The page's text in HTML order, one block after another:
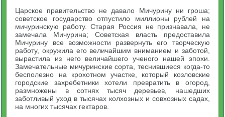
Царское правительство не давало Мичурину ни гроша;
советское государство отпустило миллионы рублей на
мичуринскую работу. Старая Россия не признавала, не
замечала Мичурина; Советская власть предоставила
Мичурину все возможности развернуть его творческую
работу, окружила его величайшим вниманием и заботой,
вырастила из него величайшего ученого нашей эпохи.
Замечательные мичуринские сорта, теснившиеся когда-то
бесполезно на крохотном участке, который козловские
городские захребетники хотели превратить в огород,
размножены в сотнях тысяч деревьев, нашедших
заботливый уход в тысячах колхозных и совхозных садах,
на многих тысячах гектаров.